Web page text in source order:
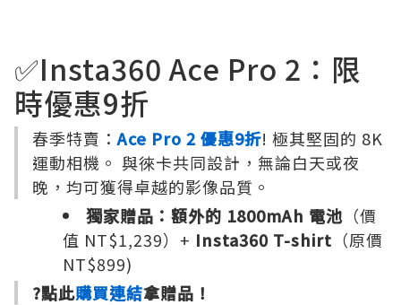
✅Insta360 Ace Pro 2：限
時優惠9折
春季特賣：Ace Pro 2 優惠9折! 極其堅固的 8K
運動相機。 與徠卡共同設計，無論白天或夜
晚，均可獲得卓越的影像品質。
獨家贈品：額外的 1800mAh 電池 （價
值 NT$1,239）+ Insta360 T-shirt （原價
NT$899)
?點此購買連結拿贈品！